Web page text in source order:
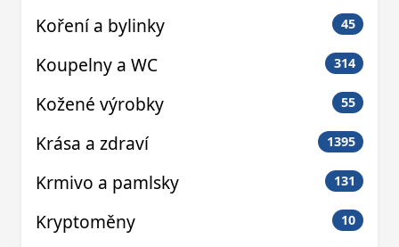
Koření a bylinky 45
Koupelny a WC 314
Kožené výrobky 55
Krása a zdraví 1395
Krmivo a pamlsky 131
Kryptoměny 10